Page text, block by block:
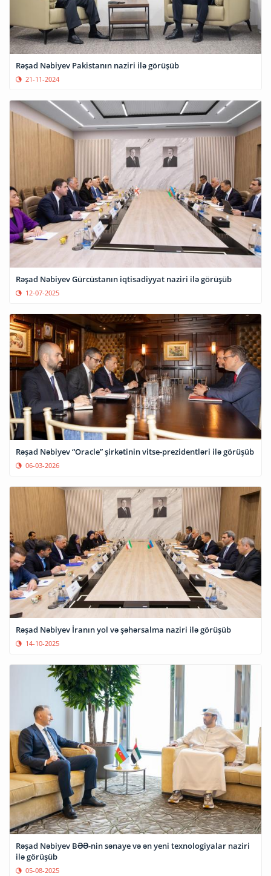
Rəşad Nəbiyev Pakistanın naziri ilə görüşüb
21-11-2024
Rəşad Nəbiyev Gürcüstanın iqtisadiyyat naziri ilə görüşüb
12-07-2025
Rəşad Nəbiyev “Oracle” şirkətinin vitse-prezidentləri ilə görüşüb
06-03-2026
Rəşad Nəbiyev İranın yol və şəhərsalma naziri ilə görüşüb
14-10-2025
Rəşad Nəbiyev BƏƏ-nin sənaye və ən yeni texnologiyalar naziri
ilə görüşüb
05-08-2025